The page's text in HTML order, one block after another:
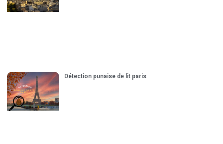
Détection punaise de lit paris